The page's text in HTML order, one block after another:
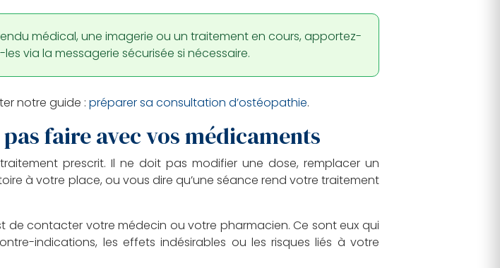
médical, une imagerie ou un traitement en cours, apportez-
via la messagerie sécurisée si nécessaire.
notre guide : préparer sa consultation d’ostéopathie.
faire avec vos médicaments
prescrit. Il ne doit pas modifier une dose, remplacer un
à votre place, ou vous dire qu’une séance rend votre traitement
de contacter votre médecin ou votre pharmacien. Ce sont eux qui
indications, les effets indésirables ou les risques liés à votre